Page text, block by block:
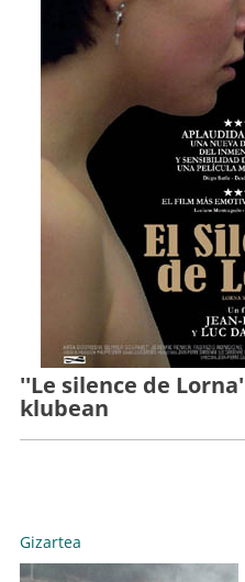
''Le silence de
klubean
Gizartea